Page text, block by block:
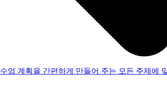
수업 계획을 간편하게 만들어 주는 모든 주제에